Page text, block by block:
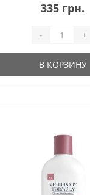
335 грн.
- +
В КОРЗИНУ